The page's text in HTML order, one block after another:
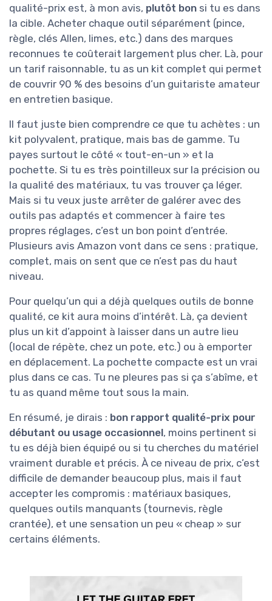
qualité-prix est, à mon avis, plutôt bon si tu es dans
la cible. Acheter chaque outil séparément (pince,
règle, clés Allen, limes, etc.) dans des marques
reconnues te coûterait largement plus cher. Là, pour
un tarif raisonnable, tu as un kit complet qui permet
de couvrir 90 % des besoins d’un guitariste amateur
en entretien basique.
Il faut juste bien comprendre ce que tu achètes : un
kit polyvalent, pratique, mais bas de gamme. Tu
payes surtout le côté « tout-en-un » et la
pochette. Si tu es très pointilleux sur la précision ou
la qualité des matériaux, tu vas trouver ça léger.
Mais si tu veux juste arrêter de galérer avec des
outils pas adaptés et commencer à faire tes
propres réglages, c’est un bon point d’entrée.
Plusieurs avis Amazon vont dans ce sens : pratique,
complet, mais on sent que ce n’est pas du haut
niveau.
Pour quelqu’un qui a déjà quelques outils de bonne
qualité, ce kit aura moins d’intérêt. Là, ça devient
plus un kit d’appoint à laisser dans un autre lieu
(local de répète, chez un pote, etc.) ou à emporter
en déplacement. La pochette compacte est un vrai
plus dans ce cas. Tu ne pleures pas si ça s’abîme, et
tu as quand même tout sous la main.
En résumé, je dirais : bon rapport qualité-prix pour
débutant ou usage occasionnel, moins pertinent si
tu es déjà bien équipé ou si tu cherches du matériel
vraiment durable et précis. À ce niveau de prix, c’est
difficile de demander beaucoup plus, mais il faut
accepter les compromis : matériaux basiques,
quelques outils manquants (tournevis, règle
crantée), et une sensation un peu « cheap » sur
certains éléments.